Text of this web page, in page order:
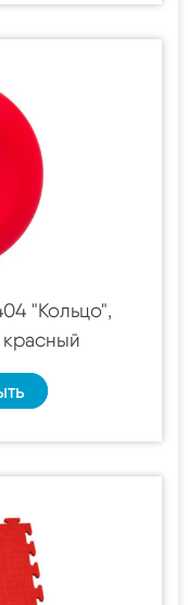
"Кольцо",
красный